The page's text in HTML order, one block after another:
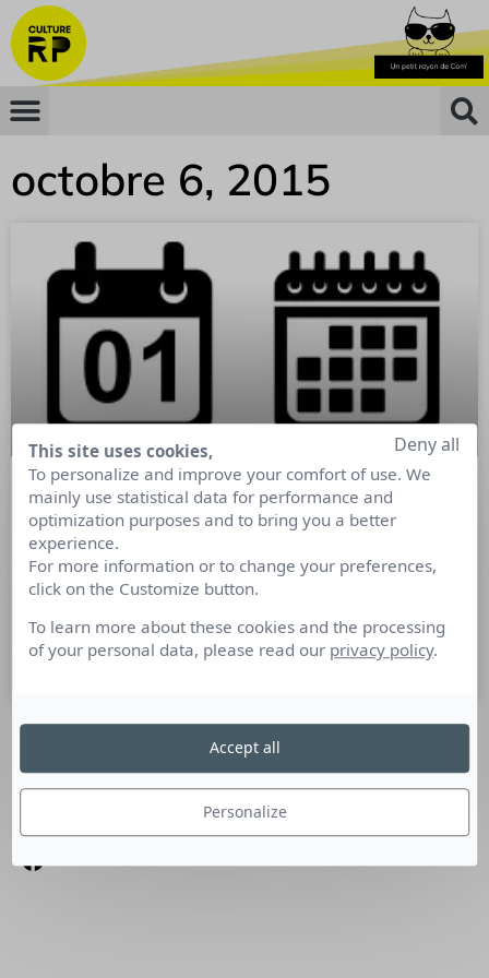
octobre 6, 2015
Calendrier événementiel
Afterwork Café Synap, le 13 octobre au Préaumur (75001) «
Conquérir et fidéliser ses clients » Selon une étude de la
SUIVEZ-NOUS
This site uses cookies,
To personalize and improve your comfort of use. We
mainly use statistical data for performance and
optimization purposes and to bring you a better
experience.
For more information or to change your preferences,
click on the Customize button.
To learn more about these cookies and the processing
of your personal data, please read our privacy policy.
Personalize
Deny all
Accept all